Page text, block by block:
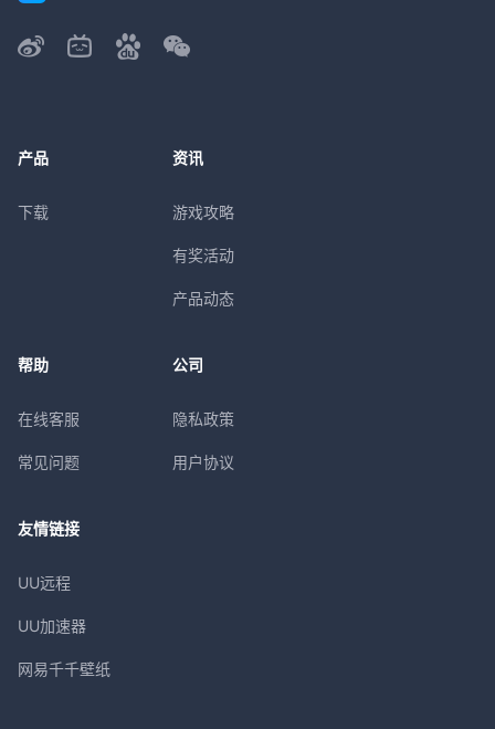
产品
下载
资讯
游戏攻略
有奖活动
产品动态
帮助
在线客服
常见问题
公司
隐私政策
用户协议
友情链接
UU远程
UU加速器
网易千千壁纸